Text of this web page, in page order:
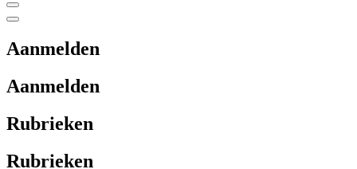
Aanmelden
Aanmelden
Rubrieken
Rubrieken